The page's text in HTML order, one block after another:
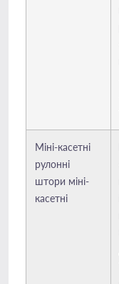
Міні-касетні
рулонні
штори міні-
касетні